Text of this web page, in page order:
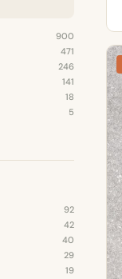
900
471
246
141
18
5
92
42
40
29
19